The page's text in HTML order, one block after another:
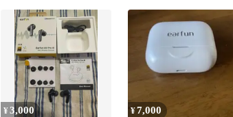
¥3,000 ¥7,000